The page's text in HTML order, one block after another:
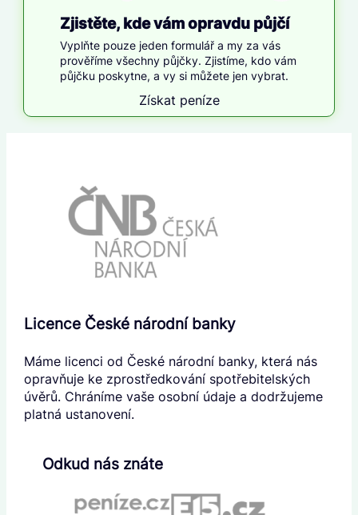
Zjistěte, kde vám opravdu půjčí
Vyplňte pouze jeden formulář a my za vás
prověříme všechny půjčky. Zjistíme, kdo vám
půjčku poskytne, a vy si můžete jen vybrat.
Získat peníze
Licence České národní banky
Máme licenci od České národní banky, která nás
opravňuje ke zprostředkování spotřebitelských
úvěrů. Chráníme vaše osobní údaje a dodržujeme
platná ustanovení.
Odkud nás znáte